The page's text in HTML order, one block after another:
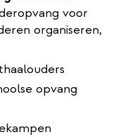
voor
organiseren,
opvang